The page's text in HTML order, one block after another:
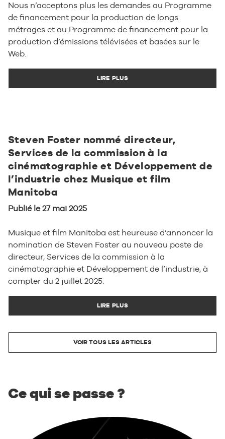
Nous n’acceptons plus les demandes au Programme
de financement pour la production de longs
métrages et au Programme de financement pour la
production d’émissions télévisées et basées sur le
Web.
LIRE PLUS
Steven Foster nommé directeur,
Services de la commission à la
cinématographie et Développement de
l’industrie chez Musique et film
Manitoba
Publié le 27 mai 2025
Musique et film Manitoba est heureuse d’annoncer la
nomination de Steven Foster au nouveau poste de
directeur, Services de la commission à la
cinématographie et Développement de l’industrie, à
compter du 2 juillet 2025.
LIRE PLUS
VOIR TOUS LES ARTICLES
Ce qui se passe ?